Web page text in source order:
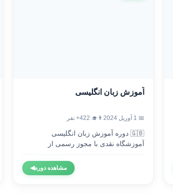
آموزش زبان انگلیسی
📅 1 آوریل 2024 👨‍🎓 422+ نفر
🇬🇧 دوره آموزش زبان انگلیسی
آموزشگاه نقدی با مجوز رسمی از
مشاهده دوره◀